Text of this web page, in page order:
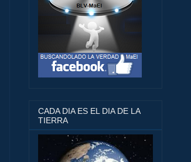
CADA DIA ES EL DIA DE LA
TIERRA